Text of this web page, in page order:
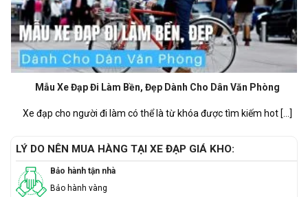
Mẫu Xe Đạp Đi Làm Bền, Đẹp Dành Cho Dân Văn Phòng
Xe đạp cho người đi làm có thể là từ khóa được tìm kiếm hot [...]
LÝ DO NÊN MUA HÀNG TẠI XE ĐẠP GIÁ KHO:
Bảo hành tận nhà
Bảo hành vàng